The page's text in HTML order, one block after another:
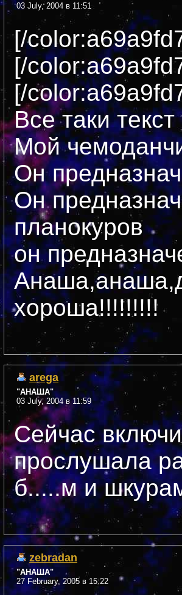
03 July, 2004 в 11:51
[/
[/
[/
Все таки текст
Мой
Он
Он
планокуров
он
хороша!!!!!!!!!
arega
"АНАША"
03 July, 2004 в 11:59
Сейчас
прослушала
б.....м и
zebradan
"АНАША"
27 February, 2005 в 15:22